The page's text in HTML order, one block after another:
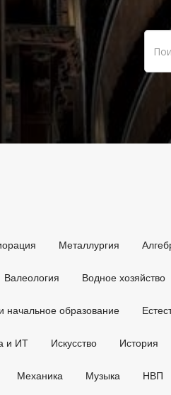
Металлургия
Валеология Водное хозяйство
начальное образование
и ИТ Искусство История
Механика Музыка НВП